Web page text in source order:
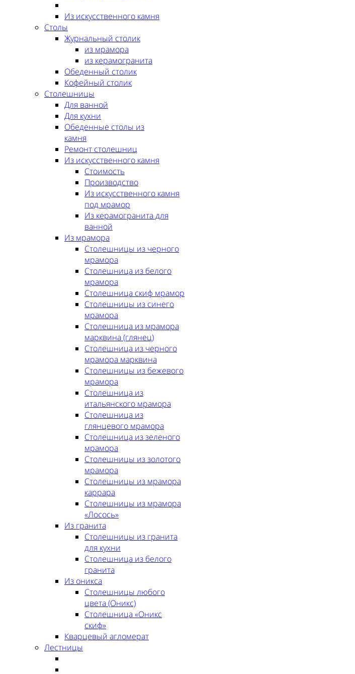
Из искусственного камня
Столы
Журнальный столик
из мрамора
из керамогранита
Обеденный столик
Кофейный столик
Столешницы
Для ванной
Для кухни
Обеденные столы из
камня
Ремонт столешниц
Из искусственного камня
Стоимость
Производство
Из искусственного камня
под мрамор
Из керамогранита для
ванной
Из мрамора
Столешницы из черного
мрамора
Столешница из белого
мрамора
Столешница скиф мрамор
Столешницы из синего
мрамора
Столешница из мрамора
марквина (глянец)
Столешница из черного
мрамора марквина
Столешницы из бежевого
мрамора
Столешница из
итальянского мрамора
Столешница из
глянцевого мрамора
Столешница из зеленого
мрамора
Столешницы из золотого
мрамора
Столешницы из мрамора
каррара
Столешницы из мрамора
«Лосось»
Из гранита
Столешницы из гранита
для кухни
Столешница из белого
гранита
Из оникса
Столешницы любого
цвета (Оникс)
Столешница «Оникс
скиф»
Кварцевый агломерат
Лестницы